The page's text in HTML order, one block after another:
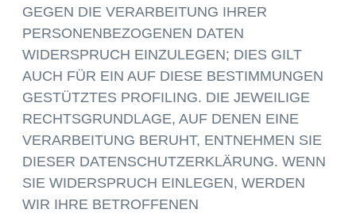
GEGEN DIE VERARBEITUNG IHRER
PERSONENBEZOGENEN DATEN
WIDERSPRUCH EINZULEGEN; DIES GILT
AUCH FÜR EIN AUF DIESE BESTIMMUNGEN
GESTÜTZTES PROFILING. DIE JEWEILIGE
RECHTSGRUNDLAGE, AUF DENEN EINE
VERARBEITUNG BERUHT, ENTNEHMEN SIE
DIESER DATENSCHUTZERKLÄRUNG. WENN
SIE WIDERSPRUCH EINLEGEN, WERDEN
WIR IHRE BETROFFENEN